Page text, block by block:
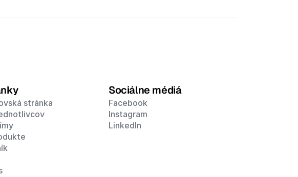
stránka
Sociálne médiá
Facebook
Instagram
LinkedIn